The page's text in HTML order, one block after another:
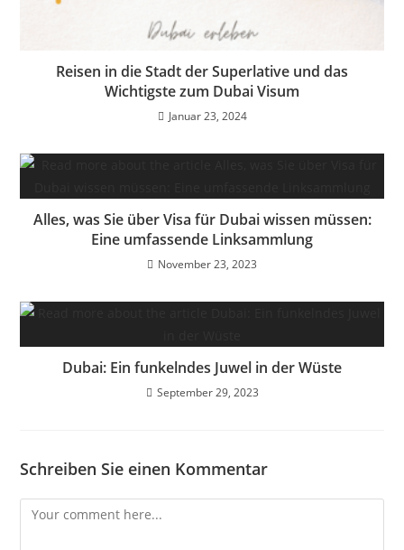
Reisen in die Stadt der Superlative und das
Wichtigste zum Dubai Visum
Januar 23, 2024
Alles, was Sie über Visa für Dubai wissen müssen:
Eine umfassende Linksammlung
November 23, 2023
Dubai: Ein funkelndes Juwel in der Wüste
September 29, 2023
Schreiben Sie einen Kommentar